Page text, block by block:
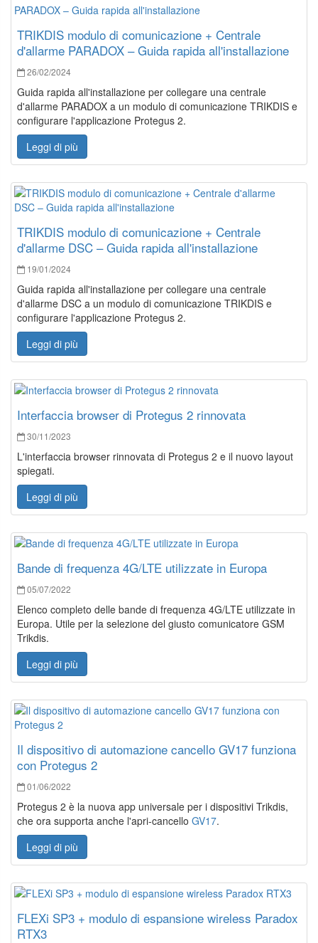
TRIKDIS modulo di comunicazione + Centrale
d'allarme PARADOX – Guida rapida all'installazione
26/02/2024
Guida rapida all'installazione per collegare una centrale
d'allarme PARADOX a un modulo di comunicazione TRIKDIS e
configurare l'applicazione Protegus 2.
Leggi di più
TRIKDIS modulo di comunicazione + Centrale
d'allarme DSC – Guida rapida all'installazione
19/01/2024
Guida rapida all'installazione per collegare una centrale
d'allarme DSC a un modulo di comunicazione TRIKDIS e
configurare l'applicazione Protegus 2.
Leggi di più
Interfaccia browser di Protegus 2 rinnovata
30/11/2023
L'interfaccia browser rinnovata di Protegus 2 e il nuovo layout
spiegati.
Leggi di più
Bande di frequenza 4G/LTE utilizzate in Europa
05/07/2022
Elenco completo delle bande di frequenza 4G/LTE utilizzate in
Europa. Utile per la selezione del giusto comunicatore GSM
Trikdis.
Leggi di più
Il dispositivo di automazione cancello GV17 funziona
con Protegus 2
01/06/2022
Protegus 2 è la nuova app universale per i dispositivi Trikdis,
che ora supporta anche l'apri-cancello GV17.
Leggi di più
FLEXi SP3 + modulo di espansione wireless Paradox
RTX3